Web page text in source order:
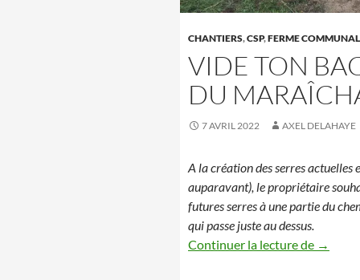
CHANTIERS,CSP,FERME
VIDE TON
DU
7 AVRIL 2022 AXEL DELAHAYE
A la création des serres
auparavant), le propriétaire
futures serres à une partie du
qui passe juste au dessus.
Continuer la lecture de
Vide
→